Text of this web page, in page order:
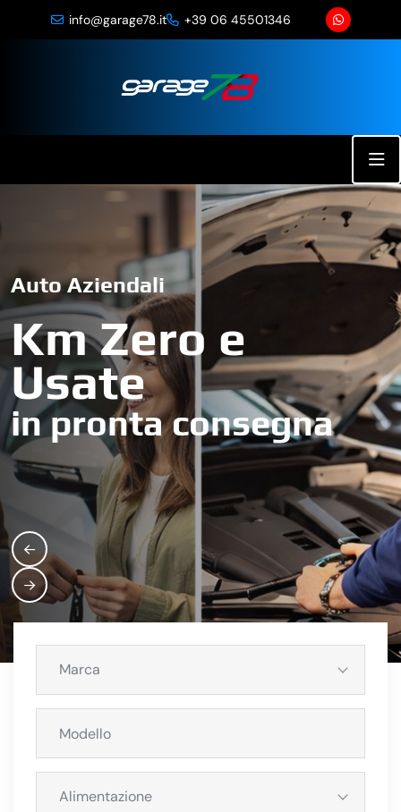
info@garage78.it +39 06 45501346
Auto Aziendali
Km Zero e
Usate
in pronta consegna
Marca
Alimentazione